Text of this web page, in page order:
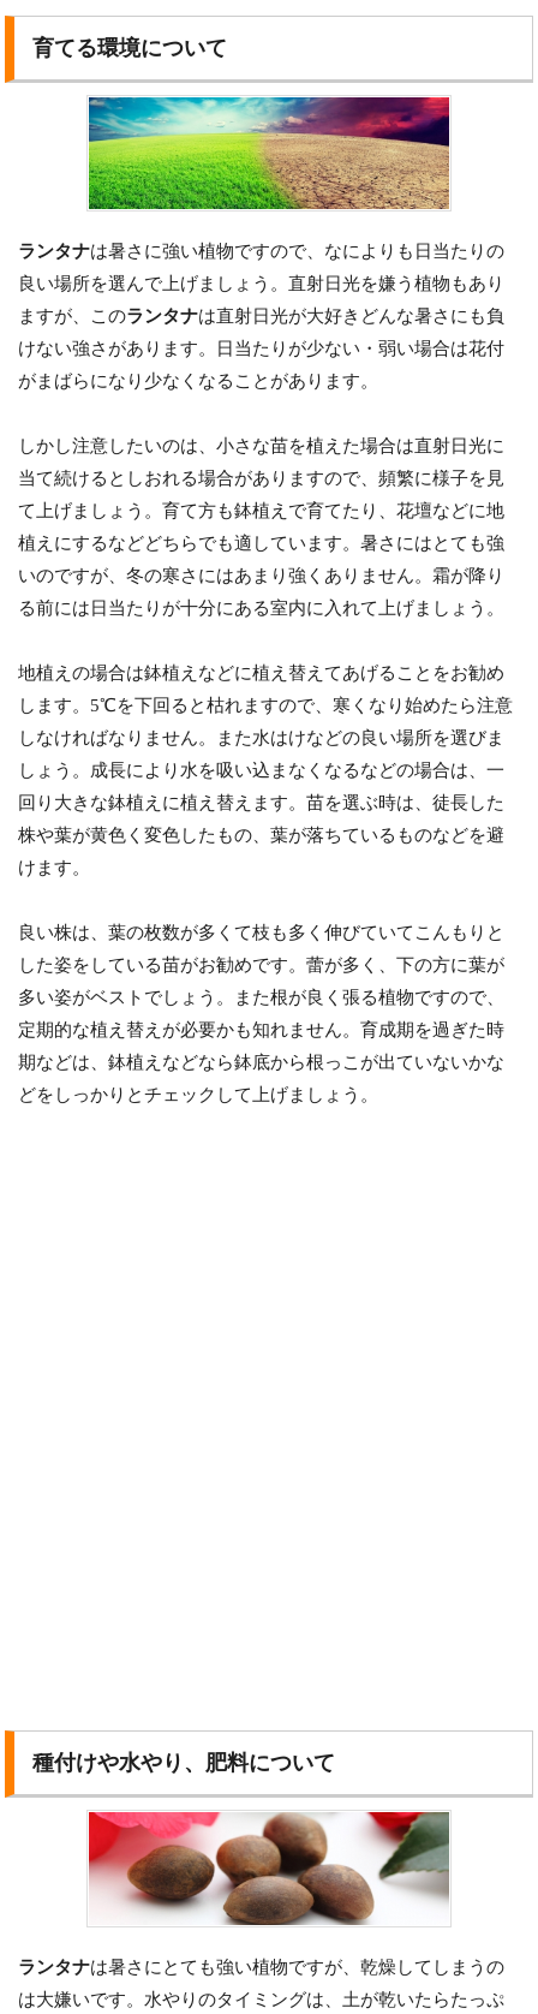
育てる環境について
ランタナは暑さに強い植物ですので、なによりも日当たりの
良い場所を選んで上げましょう。直射日光を嫌う植物もあり
ますが、このランタナは直射日光が大好きどんな暑さにも負
けない強さがあります。日当たりが少ない・弱い場合は花付
がまばらになり少なくなることがあります。
しかし注意したいのは、小さな苗を植えた場合は直射日光に
当て続けるとしおれる場合がありますので、頻繁に様子を見
て上げましょう。育て方も鉢植えで育てたり、花壇などに地
植えにするなどどちらでも適しています。暑さにはとても強
いのですが、冬の寒さにはあまり強くありません。霜が降り
る前には日当たりが十分にある室内に入れて上げましょう。
地植えの場合は鉢植えなどに植え替えてあげることをお勧め
します。5℃を下回ると枯れますので、寒くなり始めたら注意
しなければなりません。また水はけなどの良い場所を選びま
しょう。成長により水を吸い込まなくなるなどの場合は、一
回り大きな鉢植えに植え替えます。苗を選ぶ時は、徒長した
株や葉が黄色く変色したもの、葉が落ちているものなどを避
けます。
良い株は、葉の枚数が多くて枝も多く伸びていてこんもりと
した姿をしている苗がお勧めです。蕾が多く、下の方に葉が
多い姿がベストでしょう。また根が良く張る植物ですので、
定期的な植え替えが必要かも知れません。育成期を過ぎた時
期などは、鉢植えなどなら鉢底から根っこが出ていないかな
どをしっかりとチェックして上げましょう。
種付けや水やり、肥料について
ランタナは暑さにとても強い植物ですが、乾燥してしまうの
は大嫌いです。水やりのタイミングは、土が乾いたらたっぷ